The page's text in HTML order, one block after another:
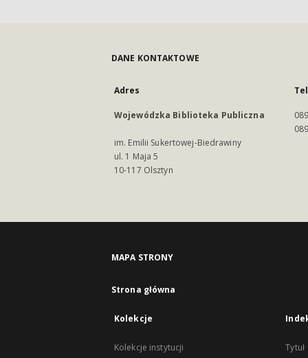
DANE KONTAKTOWE
Adres
Wojewódzka Biblioteka Publiczna
im. Emilii Sukertowej-Biedrawiny
ul. 1 Maja 5
10-117 Olsztyn
MAPA STRONY
Strona główna
Kolekcje
Kolekcje instytucji
Tytuł